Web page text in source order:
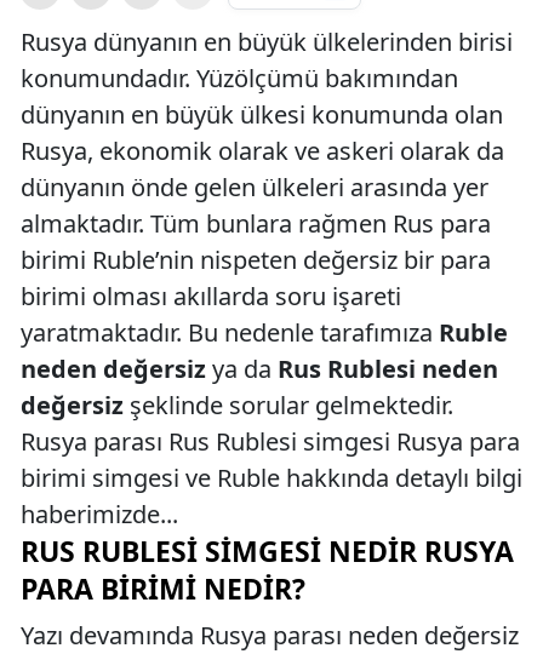
Rusya dünyanın en büyük ülkelerinden birisi
konumundadır. Yüzölçümü bakımından
dünyanın en büyük ülkesi konumunda olan
Rusya, ekonomik olarak ve askeri olarak da
dünyanın önde gelen ülkeleri arasında yer
almaktadır. Tüm bunlara rağmen Rus para
birimi Ruble’nin nispeten değersiz bir para
birimi olması akıllarda soru işareti
yaratmaktadır. Bu nedenle tarafımıza Ruble
neden değersizya da Rus Rublesi neden
değersiz şeklinde sorular gelmektedir.
Rusya parası Rus Rublesi simgesi Rusya para
birimi simgesi ve Ruble hakkında detaylı bilgi
haberimizde...
RUS RUBLESI SIMGESI NEDIR RUSYA
PARA BIRIMI NEDIR?
Yazı devamında Rusya parası neden değersiz